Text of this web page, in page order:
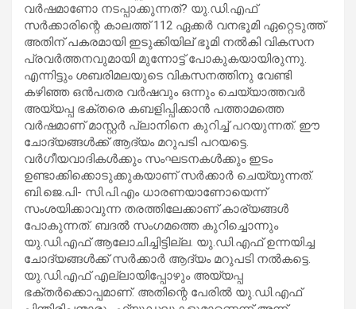
വര്‍ഷമാണോ നടപ്പാക്കുന്നത്? യു.ഡി.എഫ്
സര്‍ക്കാരിന്റെ കാലത്ത് 112 ഏക്കര്‍ വനഭൂമി ഏറ്റെടുത്ത്
അതിന് പകരമായി ഇടുക്കിയില് ഭൂമി നല്‍കി വികസന
പ്രവര്‍ത്തനവുമായി മുന്നോട്ട് പോകുകയായിരുന്നു.
എന്നിട്ടും ശബരിമലയുടെ വികസനത്തിനു വേണ്ടി
കഴിഞ്ഞ ഒന്‍പതര വര്‍ഷവും ഒന്നും ചെയ്യാത്തവര്‍
അയ്യപ്പ ഭക്തരെ കബളിപ്പിക്കാന്‍ പത്താമത്തെ
വര്‍ഷമാണ് മാസ്റ്റര്‍ പ്ലാനിനെ കുറിച്ച് പറയുന്നത്. ഈ
ചോദ്യങ്ങള്‍ക്ക് ആദ്യം മറുപടി പറയട്ടെ.
വര്‍ഗീയവാദികള്‍ക്കും സംഘടനകള്‍ക്കും ഇടം
ഉണ്ടാക്കിക്കൊടുക്കുകയാണ് സര്‍ക്കാര്‍ ചെയ്യുന്നത്.
ബി.ജെ.പി- സി.പി.എം ധാരണയാണോയെന്ന്
സംശയിക്കാവുന്ന തരത്തിലേക്കാണ് കാര്യങ്ങള്‍
പോകുന്നത്. ബദല്‍ സംഗമത്തെ കുറിച്ചൊന്നും
യു.ഡി.എഫ് ആലോചിച്ചിട്ടില്ല. യു.ഡി.എഫ് ഉന്നയിച്ച
ചോദ്യങ്ങള്‍ക്ക് സര്‍ക്കാര്‍ ആദ്യം മറുപടി നല്‍കട്ടെ.
യു.ഡി.എഫ് എല്ലായിപ്പോഴും അയ്യപ്പ
ഭക്തര്‍ക്കൊപ്പമാണ്. അതിന്റെ പേരില്‍ യു.ഡി.എഫ്